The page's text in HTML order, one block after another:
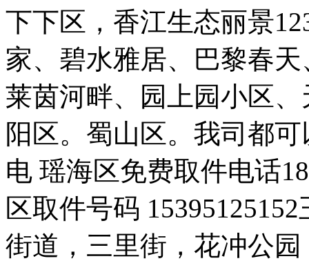
下下区，香江生态丽景
家、碧水雅居、巴黎春
莱茵河畔、园上园小区
阳区。蜀山区。我司都
电 瑶海区免费取件电话
区取件号码
街道，三里街，花冲公